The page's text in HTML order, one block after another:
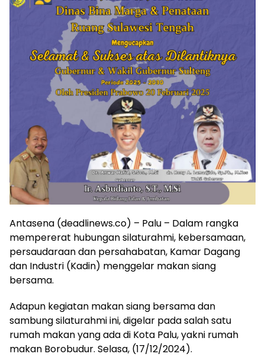
Antasena (deadlinews.co) – Palu – Dalam rangka
mempererat hubungan silaturahmi, kebersamaan,
persaudaraan dan persahabatan, Kamar Dagang
dan Industri (Kadin) menggelar makan siang
bersama.
Adapun kegiatan makan siang bersama dan
sambung silaturahmi ini, digelar pada salah satu
rumah makan yang ada di Kota Palu, yakni rumah
makan Borobudur. Selasa, (17/12/2024).